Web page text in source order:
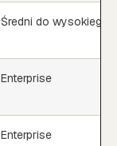
Średni do wysokiego
Enterprise
Enterprise